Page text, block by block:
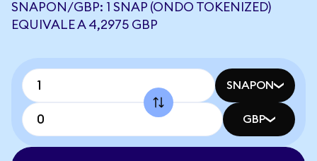
SNAPON/GBP: 1 SNAP (ONDO TOKENIZED)
EQUIVALE A 4,2975 GBP
SNAPON
GBP